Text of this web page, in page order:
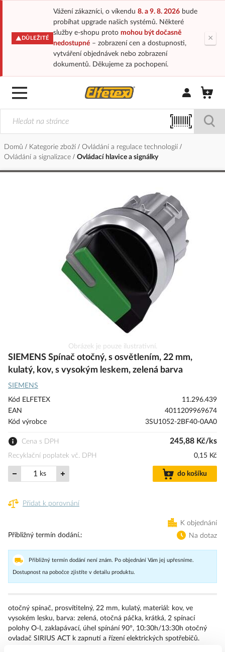
DŮLEŽITÉ
Vážení zákazníci, o víkendu 8. a 9. 8. 2026bude
probíhat upgrade našich systémů. Některé
služby e-shopu proto mohou být dočasně
nedostupné– zobrazení cen a dostupnosti,
vytváření objednávek nebo zobrazení
dokumentů. Děkujeme za pochopení.
×
Přihlásit/
Domů Kategorie zboží
Ovládání a regulace technologií
Ovládání a signalizace
Ovládací hlavice a signálky
na
začátek
s
obrázky
Obrázek je pouze ilustrativní.
SIEMENS Spínač otočný, s osvětlením, 22 mm,
kulatý, kov, s vysokým leskem, zelená barva
SIEMENS
Kód ELFETEX
11.296.439
EAN
4011209969674
Kód výrobce
3SU1052-2BF40-0AA0
Cena s DPH 245,88 Kč/ks
Recyklační poplatek vč. DPH 0,15 Kč
ks do košíku
Přidat k porovnání
K objednání
Přibližný termín dodání.
Na dotaz
Přibližný termín dodání není znám. Po objednání Vám jej upřesníme.
Dostupnost na pobočce zjistíte v detailu produktu.
otočný spínač, prosvítitelný, 22 mm, kulatý, materiál: kov, ve
vysokém lesku, barva: zelená, otočná páčka, krátká, 2 spínací
polohy O-I, zaklapávací, úhel spínání 90°, 10:30h/13:30h otočný
ovladač SIRIUS ACT k zapnutí a řízení elektrických spotřebičů.